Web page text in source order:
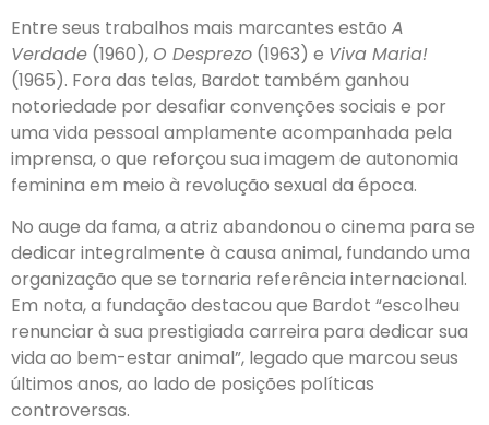
Entre seus trabalhos mais marcantes estão A
Verdade (1960), O Desprezo (1963) e Viva Maria!
(1965). Fora das telas, Bardot também ganhou
notoriedade por desafiar convenções sociais e por
uma vida pessoal amplamente acompanhada pela
imprensa, o que reforçou sua imagem de autonomia
feminina em meio à revolução sexual da época.
No auge da fama, a atriz abandonou o cinema para se
dedicar integralmente à causa animal, fundando uma
organização que se tornaria referência internacional.
Em nota, a fundação destacou que Bardot “escolheu
renunciar à sua prestigiada carreira para dedicar sua
vida ao bem-estar animal”, legado que marcou seus
últimos anos, ao lado de posições políticas
controversas.